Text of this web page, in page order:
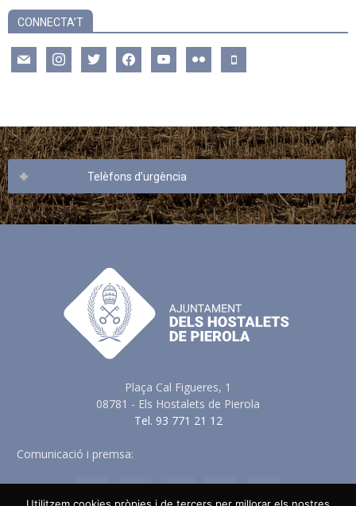
CONNECTA’T
mail instagramtwitter facebookyoutube flickr mobile
Telèfons d’urgència
Plaça Cal Figueres, 1
08781 - Els Hostalets de Pierola
Tel. 93 771 21 12
Comunicació i premsa: